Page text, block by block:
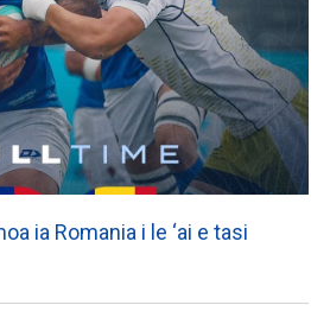
ia Romania i le ‘ai e tasi